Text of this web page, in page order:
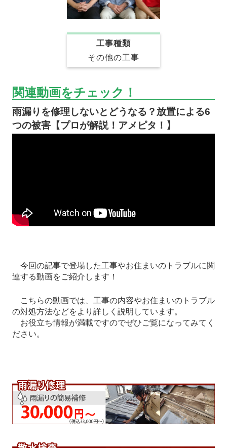
工事種類
その他の工事
関連動画をチェック！
雨漏りを修理しないとどうなる？放置による6
つの被害【プロが解説！アメピタ！】
今回の記事で登場した工事やお住まいのトラブルに関
連する動画をご紹介します！
こちらの動画では、工事の内容やお住まいのトラブル
の対処方法などをより詳しく説明しています。
お役立ち情報が満載ですのでぜひご覧になってみてく
ださい。